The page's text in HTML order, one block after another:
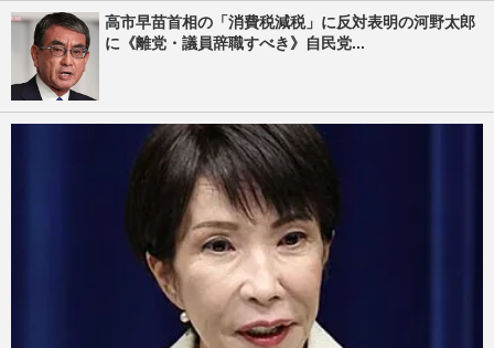
高市早苗首相の「消費税減税」に反対表明の河野太郎
に《離党・議員辞職すべき》自民党...